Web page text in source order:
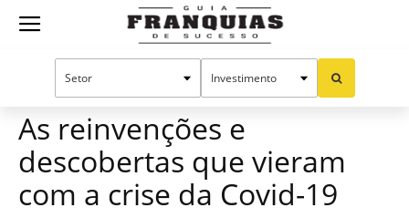
Guia
As reinvenções e
descobertas que vieram
com a crise da Covid-19